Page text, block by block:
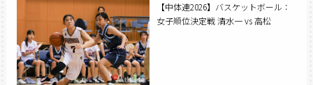
【中体連2026】バスケットボール：
女子順位決定戦 清水一 vs 高松